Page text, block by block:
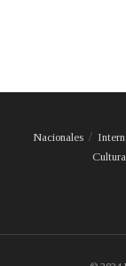
Nacionales
Cultura